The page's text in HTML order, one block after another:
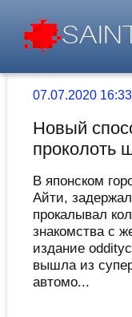
07.07.2020 16:33
Новый
проколоть
В японском
Айти,
прокалывал
знакомства с
издание
вышла из
автомо...